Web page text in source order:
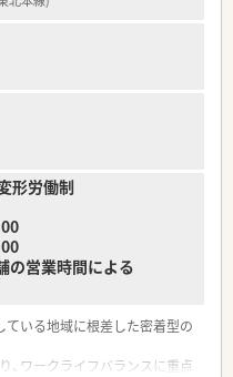
形労働制
の営業時間による
いる地域に根差した密着型の
ワークライフバランスに重点